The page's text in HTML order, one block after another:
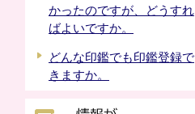
かったのですが、どうすれ
ばよいですか。
どんな印鑑でも印鑑登録で
きますか。